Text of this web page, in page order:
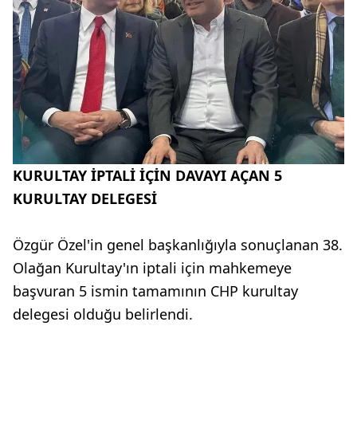
KURULTAY İPTALİ İÇİN DAVAYI AÇAN 5
KURULTAY DELEGESİ
Özgür Özel'in genel başkanlığıyla sonuçlanan 38.
Olağan Kurultay'ın iptali için mahkemeye
başvuran 5 ismin tamamının CHP kurultay
delegesi olduğu belirlendi.